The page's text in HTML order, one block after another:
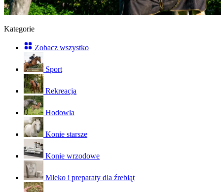
Kategorie
Zobacz wszystko
Sport
Rekreacja
Hodowla
Konie starsze
Konie wrzodowe
Mleko i preparaty dla źrebiąt